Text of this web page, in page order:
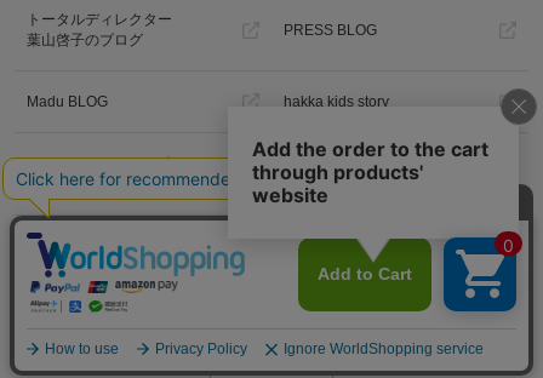
トータルディレクター
葉山啓子のブログ
PRESS BLOG
Madu BLOG hakka kids story
Hakka Online Shopギフトラッピ
ング
プライバシーポリシー ご利用規約